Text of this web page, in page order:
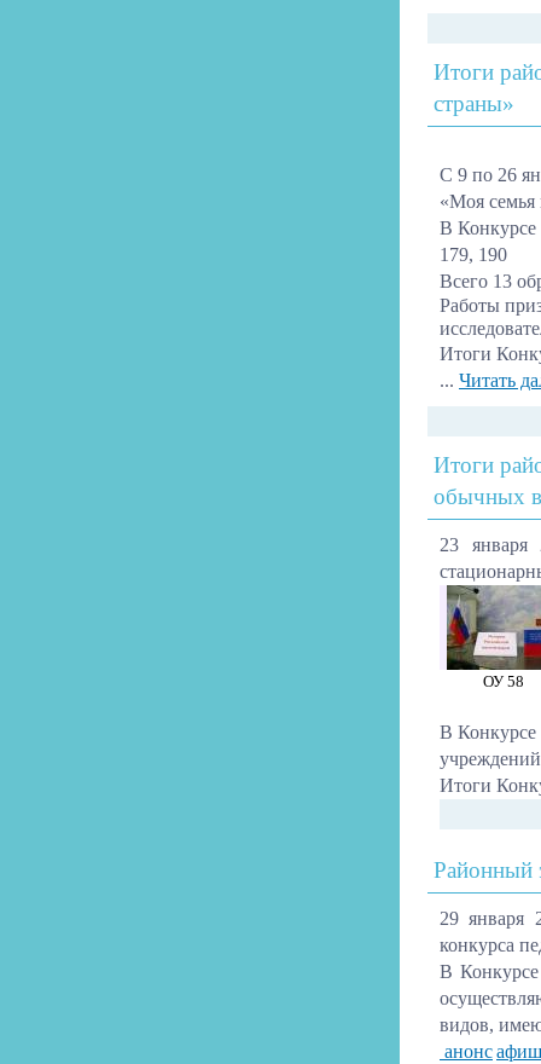
Итоги
страны»
С 9 по 26
«Моя семья
В Конкурсе
179, 190
Всего 13
Работы
Итоги
... Читать
Итоги
обычных
23 января
ОУ 58
В Конкурсе
Итоги
Районный
29 января
конкурса
В Конкурсе
видов,
анонс